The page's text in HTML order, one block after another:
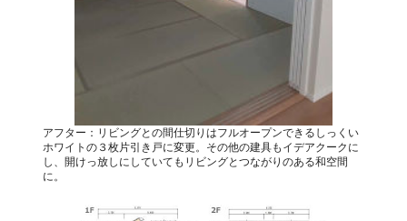
アフター：リビングとの間仕切りはフルオープンできるしっくい
ホワイトの３枚片引き戸に変更。その他の建具もイデアクークに
し、開けっ放しにしていてもリビングとつながりのある和空間
に。